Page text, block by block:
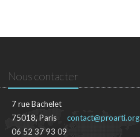
Nous contacter
7 rue Bachelet
75018, Paris
06 52 37 93 09
contact@proarti.org